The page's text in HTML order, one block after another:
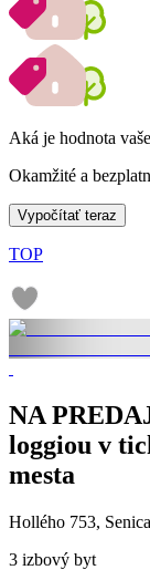
Aká je hodnota
Okamžité a
Vypočítať teraz
TOP
NA
loggiou v
mesta
Hollého 753,
3 izbový byt